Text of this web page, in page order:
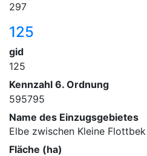
297
125
gid
125
Kennzahl 6. Ordnung
595795
Name des Einzugsgebietes
Elbe zwischen Kleine
Fläche (ha)